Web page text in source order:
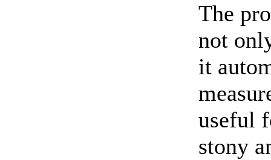
The
not
it
useful
stony